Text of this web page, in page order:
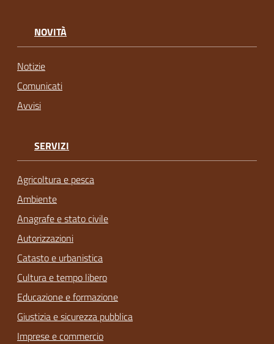
NOVITÀ
Notizie
Comunicati
Avvisi
SERVIZI
Agricoltura e pesca
Ambiente
Anagrafe e stato civile
Autorizzazioni
Catasto e urbanistica
Cultura e tempo libero
Educazione e formazione
Giustizia e sicurezza pubblica
Imprese e commercio